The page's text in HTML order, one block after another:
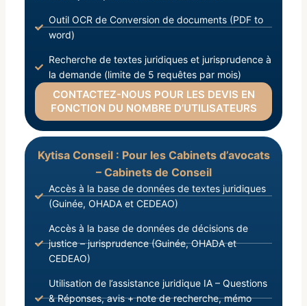
Outil OCR de Conversion de documents (PDF to
word)
Recherche de textes juridiques et jurisprudence à
la demande (limite de 5 requêtes par mois)
CONTACTEZ-NOUS POUR LES DEVIS EN
FONCTION DU NOMBRE D’UTILISATEURS
Kytisa Conseil : Pour les Cabinets d’avocats
– Cabinets de Conseil
Accès à la base de données de textes juridiques
(Guinée, OHADA et CEDEAO)
Accès à la base de données de décisions de
justice – jurisprudence (Guinée, OHADA et
CEDEAO)
Utilisation de l’assistance juridique IA – Questions
& Réponses, avis + note de recherche, mémo